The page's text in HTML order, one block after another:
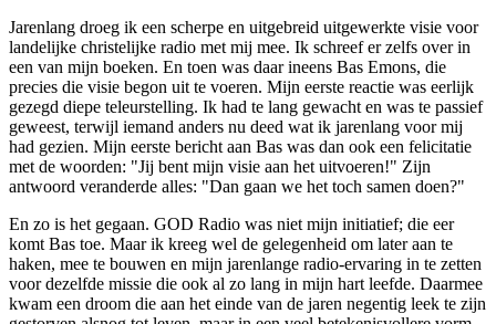
Jarenlang droeg ik een scherpe en uitgebreid uitgewerkte visie voor
landelijke christelijke radio met mij mee. Ik schreef er zelfs over in
een van mijn boeken. En toen was daar ineens Bas Emons, die
precies die visie begon uit te voeren. Mijn eerste reactie was eerlijk
gezegd diepe teleurstelling. Ik had te lang gewacht en was te passief
geweest, terwijl iemand anders nu deed wat ik jarenlang voor mij
had gezien. Mijn eerste bericht aan Bas was dan ook een felicitatie
met de woorden: "Jij bent mijn visie aan het uitvoeren!" Zijn
antwoord veranderde alles: "Dan gaan we het toch samen doen?"
En zo is het gegaan. GOD Radio was niet mijn initiatief; die eer
komt Bas toe. Maar ik kreeg wel de gelegenheid om later aan te
haken, mee te bouwen en mijn jarenlange radio-ervaring in te zetten
voor dezelfde missie die ook al zo lang in mijn hart leefde. Daarmee
kwam een droom die aan het einde van de jaren negentig leek te zijn